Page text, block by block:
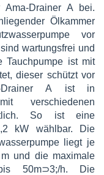
Drainer A bei.
Ölkammer
vor
wartungsfrei und
Tauchpumpe ist mit
dieser schützt vor
Drainer A ist in
verschiedenen
So ist eine
kW wählbar. Die
liegt je
und die maximale
50m⊃3;/h. Die